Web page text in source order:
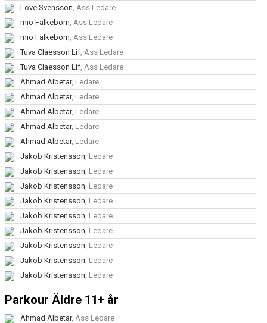
Love Svensson, Ass Ledare
mio Falkeborn, Ass Ledare
mio Falkeborn, Ass Ledare
Tuva Claesson Lif, Ass Ledare
Tuva Claesson Lif, Ass Ledare
Ahmad Albetar, Ledare
Ahmad Albetar, Ledare
Ahmad Albetar, Ledare
Ahmad Albetar, Ledare
Ahmad Albetar, Ledare
Jakob Kristensson, Ledare
Jakob Kristensson, Ledare
Jakob Kristensson, Ledare
Jakob Kristensson, Ledare
Jakob Kristensson, Ledare
Jakob Kristensson, Ledare
Jakob Kristensson, Ledare
Jakob Kristensson, Ledare
Jakob Kristensson, Ledare
Parkour Äldre 11+ år
Ahmad Albetar, Ass Ledare